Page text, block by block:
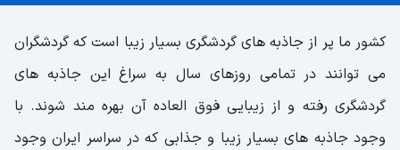
کشور ما پر از جاذبه های گردشگری بسیار زیبا است که گردشگران
می توانند در تمامی روزهای سال به سراغ این جاذبه های
گردشگری رفته و از زیبایی فوق العاده آن بهره مند شوند. با
وجود جاذبه های بسیار زیبا و جذابی که در سراسر ایران وجود